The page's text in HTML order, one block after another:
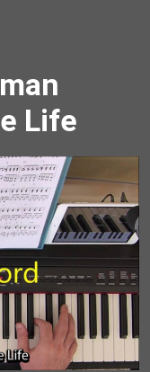
Life